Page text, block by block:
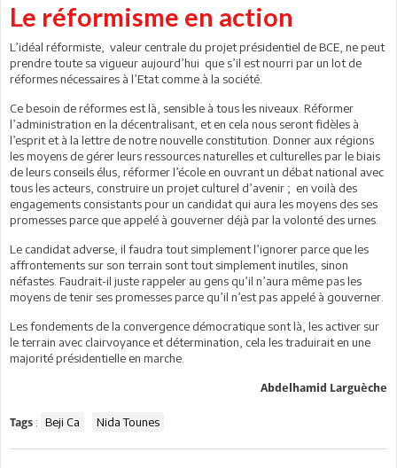
Le réformisme en action
L’idéal réformiste, valeur centrale du projet présidentiel de BCE, ne peut
prendre toute sa vigueur aujourd’hui que s’il est nourri par un lot de
réformes nécessaires à l’Etat comme à la société.
Ce besoin de réformes est là, sensible à tous les niveaux. Réformer
l’administration en la décentralisant, et en cela nous seront fidèles à
l’esprit et à la lettre de notre nouvelle constitution. Donner aux régions
les moyens de gérer leurs ressources naturelles et culturelles par le biais
de leurs conseils élus, réformer l’école en ouvrant un débat national avec
tous les acteurs, construire un projet culturel d’avenir ; en voilà des
engagements consistants pour un candidat qui aura les moyens des ses
promesses parce que appelé à gouverner déjà par la volonté des urnes.
Le candidat adverse, il faudra tout simplement l’ignorer parce que les
affrontements sur son terrain sont tout simplement inutiles, sinon
néfastes. Faudrait-il juste rappeler au gens qu’il n’aura même pas les
moyens de tenir ses promesses parce qu’il n’est pas appelé à gouverner.
Les fondements de la convergence démocratique sont là, les activer sur
le terrain avec clairvoyance et détermination, cela les traduirait en une
majorité présidentielle en marche.
Abdelhamid Larguèche
Tags : Beji Ca Nida Tounes